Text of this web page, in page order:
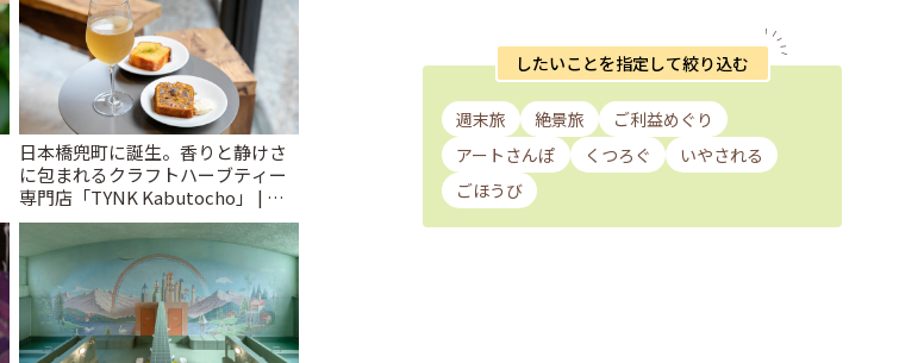
日本橋兜町に誕生。香りと静けさ
に包まれるクラフトハーブティー
専門店「TYNK Kabutocho」 | こ
とりっぷ
したいことを指定して絞り込む
週末旅 絶景旅
ご利益めぐり
アートさんぽ
くつろぐ
いやされる
ごほうび